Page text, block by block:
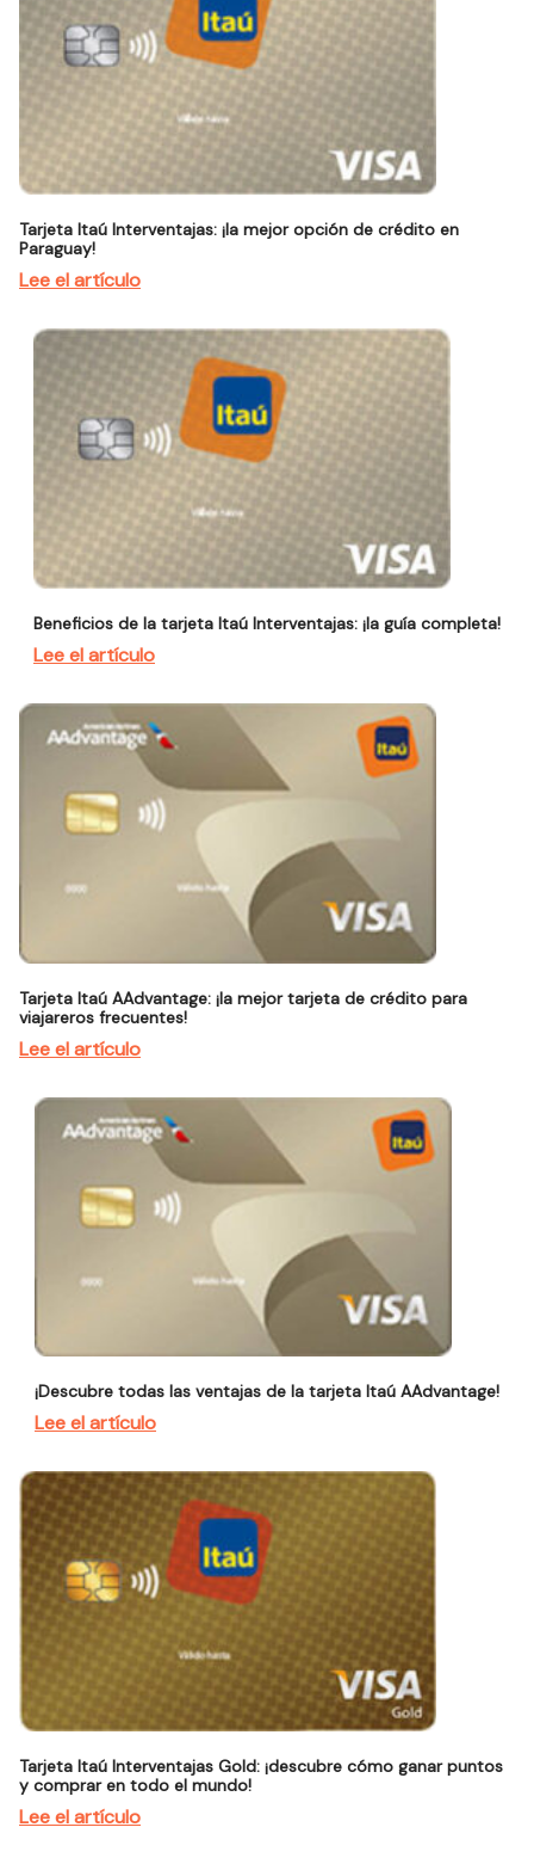
Tarjeta Itaú Interventajas: ¡la mejor opción de crédito en
Paraguay!
Lee el artículo
Beneficios de la tarjeta Itaú Interventajas: ¡la guía completa!
Lee el artículo
Tarjeta Itaú AAdvantage: ¡la mejor tarjeta de crédito para
viajareros frecuentes!
Lee el artículo
¡Descubre todas las ventajas de la tarjeta Itaú AAdvantage!
Lee el artículo
Tarjeta Itaú Interventajas Gold: ¡descubre cómo ganar puntos
y comprar en todo el mundo!
Lee el artículo